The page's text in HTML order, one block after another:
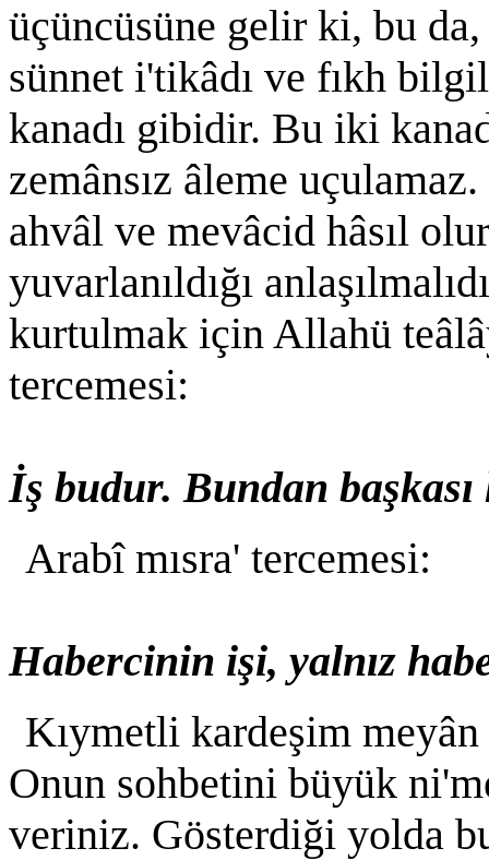
üçüncüsüne gelir ki, bu
sünnet i'tikâdı ve fıkh
kanadı gibidir. Bu iki
zemânsız âleme
ahvâl ve mevâcid hâsıl
yuvarlanıldığı
kurtulmak için Allahü
tercemesi:
İş budur. Bundan
Arabî mısra' tercemesi:
Habercinin işi, yalnız
Kıymetli kardeşim
Onun sohbetini büyük
veriniz. Gösterdiği yolda